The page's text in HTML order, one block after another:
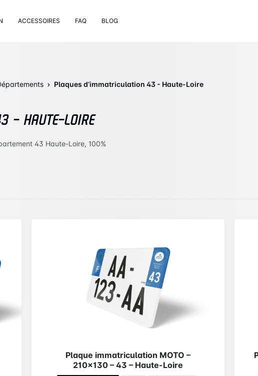
ACCESSOIRES
de nettoyage extérieur
valve de pneu
FAQ BLOG
Plaques d’immatriculation 43 - Haute-Loire
- HAUTE-LOIRE
43 Haute-Loire, 100%
Plaque immatriculation MOTO –
210×130 – 43 – Haute-Loire